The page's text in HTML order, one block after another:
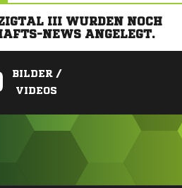
III WURDEN NOCH
NEWS ANGELEGT.
BILDER /
VIDEOS